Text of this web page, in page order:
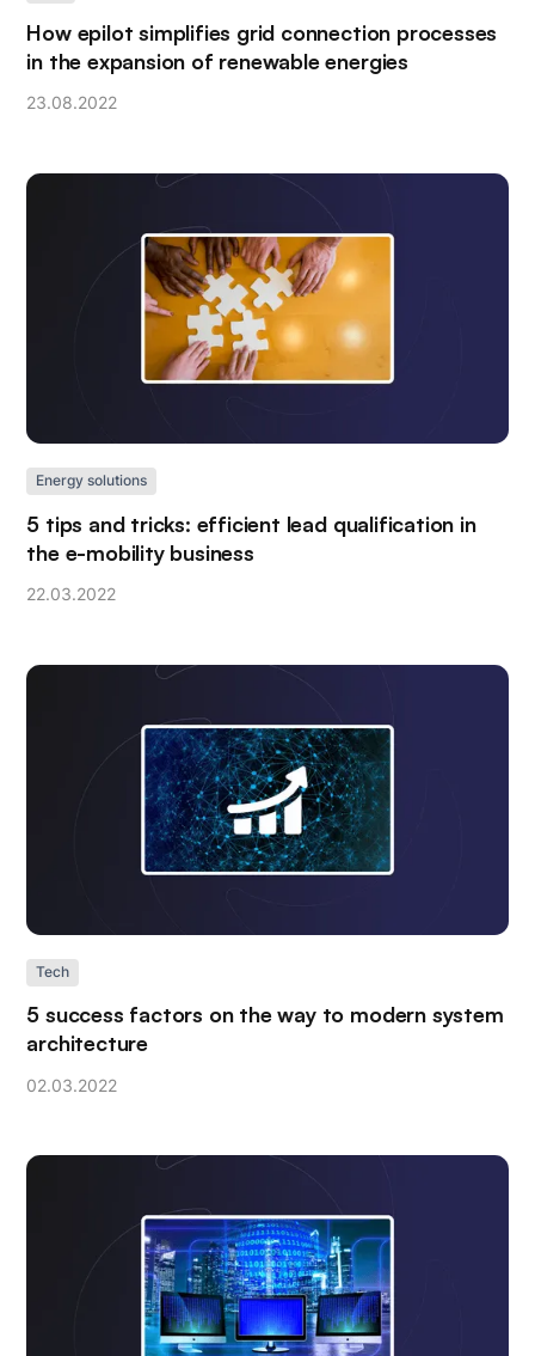
How epilot simplifies grid connection processes
in the expansion of renewable energies
23.08.2022
Energy solutions
5 tips and tricks: efficient lead qualification in
the e-mobility business
22.03.2022
Tech
5 success factors on the way to modern system
architecture
02.03.2022